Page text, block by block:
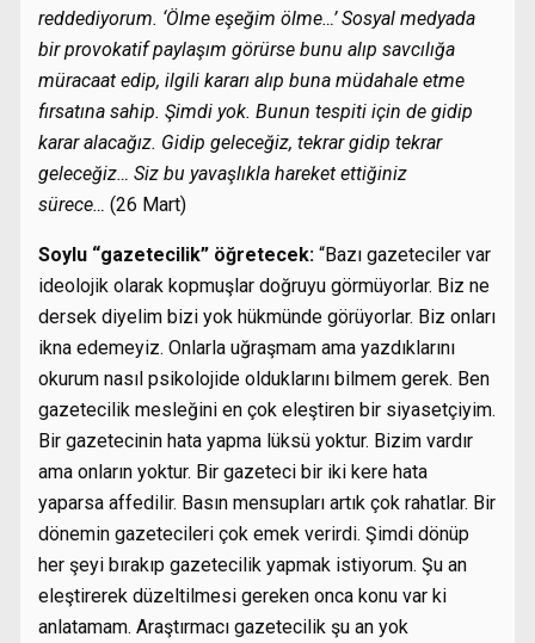
reddediyorum. ‘Ölme eşeğim ölme…’ Sosyal medyada
bir provokatif paylaşım görürse bunu alıp savcılığa
müracaat edip, ilgili kararı alıp buna müdahale etme
fırsatına sahip. Şimdi yok. Bunun tespiti için de gidip
karar alacağız. Gidip geleceğiz, tekrar gidip tekrar
geleceğiz… Siz bu yavaşlıkla hareket ettiğiniz
sürece… (26 Mart)
Soylu “gazetecilik” öğretecek: “Bazı gazeteciler var
ideolojik olarak kopmuşlar doğruyu görmüyorlar. Biz ne
dersek diyelim bizi yok hükmünde görüyorlar. Biz onları
ikna edemeyiz. Onlarla uğraşmam ama yazdıklarını
okurum nasıl psikolojide olduklarını bilmem gerek. Ben
gazetecilik mesleğini en çok eleştiren bir siyasetçiyim.
Bir gazetecinin hata yapma lüksü yoktur. Bizim vardır
ama onların yoktur. Bir gazeteci bir iki kere hata
yaparsa affedilir. Basın mensupları artık çok rahatlar. Bir
dönemin gazetecileri çok emek verirdi. Şimdi dönüp
her şeyi bırakıp gazetecilik yapmak istiyorum. Şu an
eleştirerek düzeltilmesi gereken onca konu var ki
anlatamam. Araştırmacı gazetecilik şu an yok